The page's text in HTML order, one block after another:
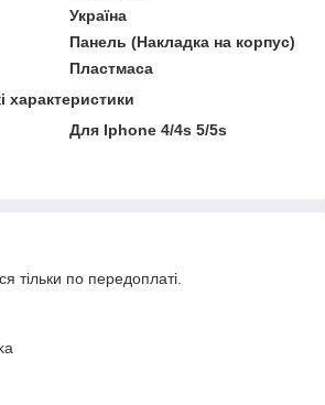
Україна
Панель (Накладка на корпус)
Пластмаса
характеристики
Для Iphone 4/4s 5/5s
тільки по передоплаті.